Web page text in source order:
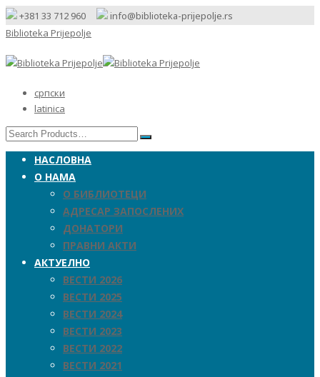
+381 33 712 960
info@biblioteka-prijepolje.rs
Biblioteka Prijepolje
српски
latinica
НАСЛОВНА
О НАМА
О БИБЛИОТЕЦИ
АДРЕСАР ЗАПОСЛЕНИХ
ДОНАТОРИ
ПРАВНИ АКТИ
АКТУЕЛНО
ВЕСТИ 2026
ВЕСТИ 2025
ВЕСТИ 2024
ВЕСТИ 2023
ВЕСТИ 2022
ВЕСТИ 2021